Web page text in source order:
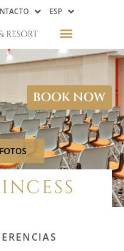
ESP
BOOK NOW